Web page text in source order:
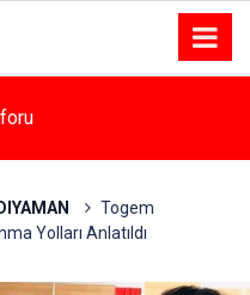
Sayısı Yeni Okullarla Arttı
Togem
Yolları Anlatıldı